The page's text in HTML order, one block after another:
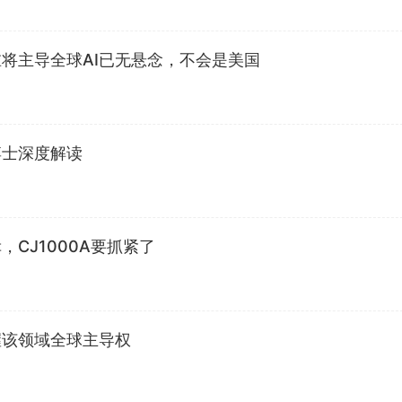
主导全球AI已无悬念，不会是美国
深度解读
CJ1000A要抓紧了
领域全球主导权